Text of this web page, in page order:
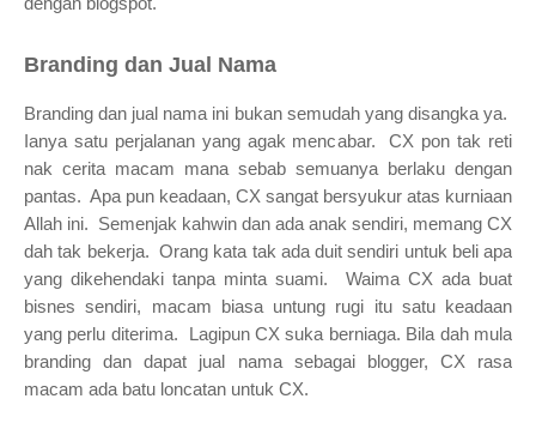
Branding dan Jual Nama
Branding dan jual nama ini bukan semudah yang disangka ya.
Ianya satu perjalanan yang agak mencabar. CX pon tak reti
nak cerita macam mana sebab semuanya berlaku dengan
pantas. Apa pun keadaan, CX sangat bersyukur atas kurniaan
Allah ini. Semenjak kahwin dan ada anak sendiri, memang CX
dah tak bekerja. Orang kata tak ada duit sendiri untuk beli apa
yang dikehendaki tanpa minta suami. Waima CX ada buat
bisnes sendiri, macam biasa untung rugi itu satu keadaan
yang perlu diterima. Lagipun CX suka berniaga. Bila dah mula
branding dan dapat jual nama sebagai blogger, CX rasa
macam ada batu loncatan untuk CX.